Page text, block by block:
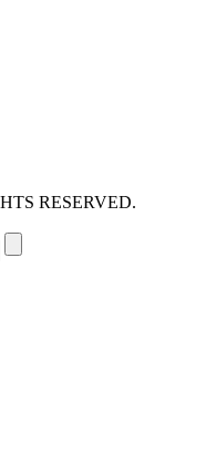
RESERVED.